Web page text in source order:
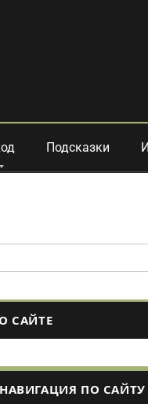
Подсказки
О САЙТЕ
НАВИГАЦИЯ ПО САЙТУ